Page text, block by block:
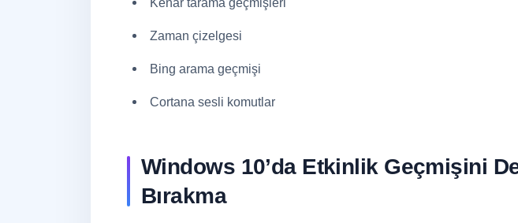
Zaman çizelgesi
Bing arama geçmişi
Cortana sesli komutlar
Windows 10’da Etkinlik Geçmişini
Bırakma